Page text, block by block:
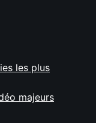
les plus
majeurs